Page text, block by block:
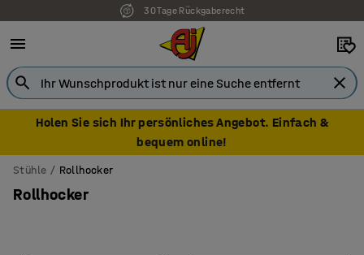
30 Tage Rückgaberecht
7 Jahre Garantie
Holen Sie sich Ihr persönliches Angebot. Einfach &
bequem online!
Stühle Rollhocker
Rollhocker